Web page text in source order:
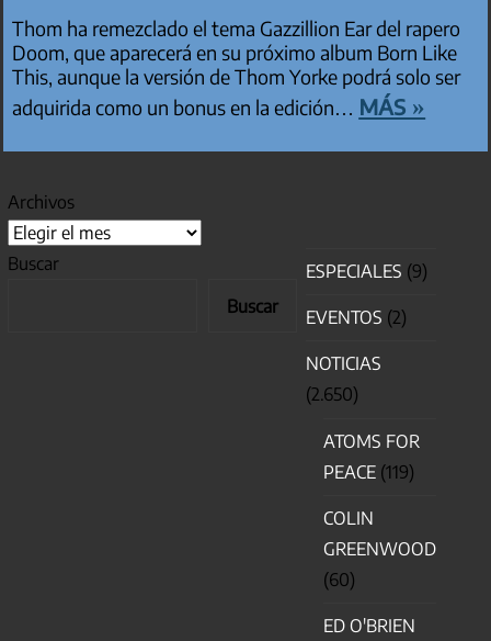
Thom ha remezclado el tema Gazzillion Ear del rapero
Doom, que aparecerá en su próximo album Born Like
This, aunque la versión de Thom Yorke podrá solo ser
adquirida como un bonus en la edición… más »
Archivos
Buscar
Buscar
ESPECIALES (9)
EVENTOS (2)
NOTICIAS
(2.650)
ATOMS FOR
PEACE (119)
COLIN
GREENWOOD
(60)
ED O'BRIEN